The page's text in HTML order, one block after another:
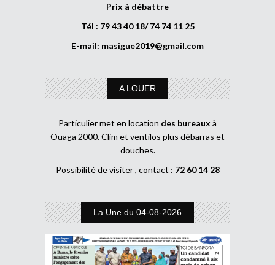
Prix à débattre
Tél : 79 43 40 18/ 74 74 11 25
E-mail: masigue2019@gmail.com
A LOUER
Particulier met en location des bureaux à
Ouaga 2000. Clim et ventilos plus débarras et
douches.
Possibilité de visiter , contact : 72 60 14 28
La Une du 04-08-2026